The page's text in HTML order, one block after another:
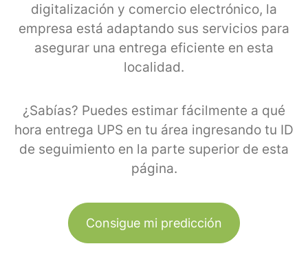
digitalización y comercio electrónico, la
empresa está adaptando sus servicios para
asegurar una entrega eficiente en esta
localidad.
¿Sabías? Puedes estimar fácilmente a qué
hora entrega UPS en tu área ingresando tu ID
de seguimiento en la parte superior de esta
página.
Consigue mi predicción